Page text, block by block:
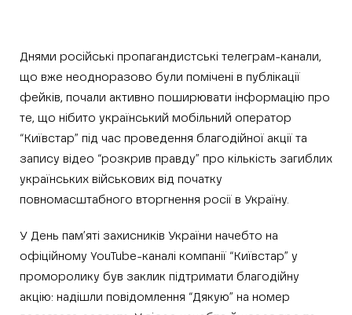
Днями російські пропагандистські телеграм-канали,
що вже неодноразово були помічені в публікації
фейків, почали активно поширювати інформацію про
те, що нібито український мобільний оператор
“Київстар” під час проведення благодійної акції та
запису відео “розкрив правду” про кількість загиблих
українських військових від початку
повномасштабного вторгнення росії в Україну.
У День пам’яті захисників України начебто на
офіційному YouTube-каналі компанії “Київстар” у
проморолику був заклик підтримати благодійну
акцію: надішли повідомлення “Дякую” на номер